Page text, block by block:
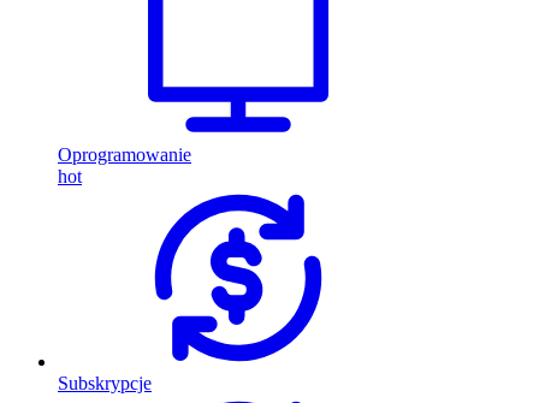
Oprogramowanie
hot
Subskrypcje